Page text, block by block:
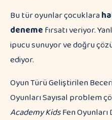
Bu tür oyunlar çocuklara
denemefırsatı veriyor.
ipucu sunuyor ve doğru
ediyor.
Oyun Türü Geliştirilen
Oyunları Sayısal problem
Academy KidsFen